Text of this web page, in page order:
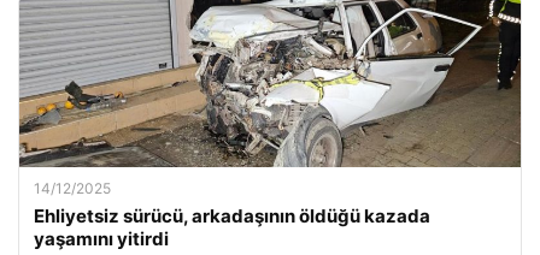
14/12/2025
Ehliyetsiz sürücü, arkadaşının öldüğü kazada
yaşamını yitirdi